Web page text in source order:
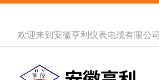
欢迎来到 安徽亨利仪表电缆有限公司